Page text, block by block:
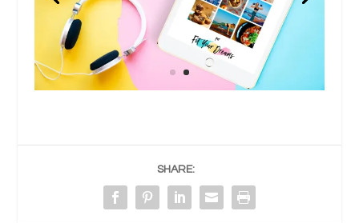
SHARE: